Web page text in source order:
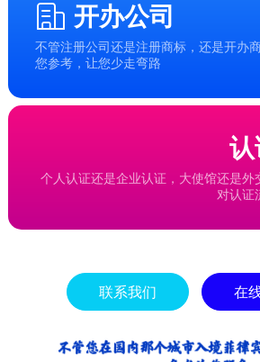
开办公司
不管注册公司还是注册商标，还是开办
您参考，让您少走弯路
个人认证还是企业认证，大使馆还是外
对认证
联系我们 在